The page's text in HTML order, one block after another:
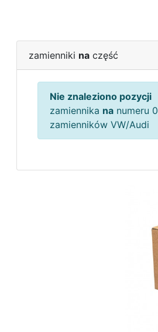
zamienniki na część
Nie znaleziono pozycji
zamiennika na numeru
zamienników VW/Audi